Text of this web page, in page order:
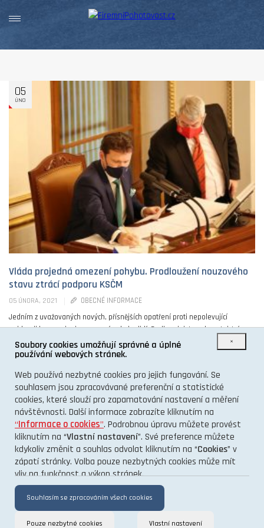
05
ÚNO
Vláda projedná omezení pohybu. Prodloužení nouzového
stavu ztrácí podporu KSČM
05 ÚNORA, 2021
OBECNÉ INFORMACE
Jedním z uvažovaných nových, přísnějších opatření proti nepolevující
epidemii koronaviru je omezení pohybu lidí. Podle ministra zdravotnictví
Jana Blatného by se mohlo zakázat cestování mezi ...
0
O PROJEKTU
KONTAKT
×
Soubory cookies umožňují správné a úplné
používání webových stránek.
Web používá nezbytné cookies pro jejich fungování. Se
souhlasem jsou zpracovávané preferenční a statistické
cookies, které slouží pro zapamatování nastavení a měření
návštěvnosti. Další informace zobrazíte kliknutím na
“Informace o cookies”. Podrobnou úpravu můžete provést
kliknutím na “Vlastní nastavení”. Své preference můžete
kdykoliv změnit a souhlas odvolat kliknutím na “Cookies” v
zápatí stránky. Volba pouze nezbytných cookies může mít
vliv na funkčnost a výkon stránek.
Souhlasím se zpracováním všech cookies
Pouze nezbytné cookies Vlastní nastavení